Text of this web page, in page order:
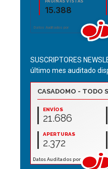
SUSCRIPTORES
último mes auditado